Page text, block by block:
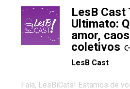
LesB Cast
Ultimato:
amor,
coletivos
-
LesB Cast
Fala, LesBiCats! Estamos de